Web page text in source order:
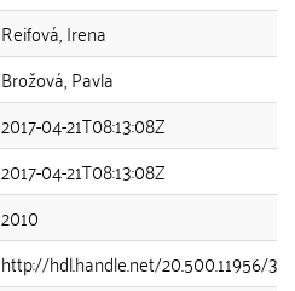
Reifová, Irena
Brožová, Pavla
2017-04-21T08:13:08Z
2017-04-21T08:13:08Z
2010
http://hdl.handle.net/20.500.11956/